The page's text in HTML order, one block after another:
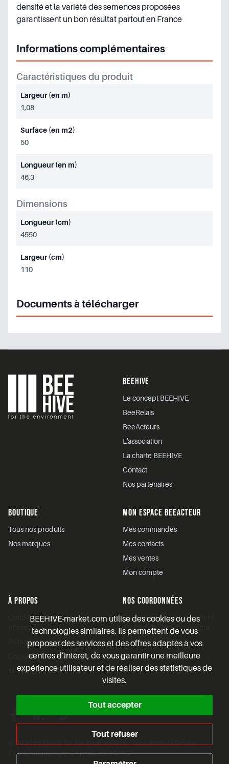
densité et la variété des semences proposées
garantissent un bon résultat partout en France
Informations complémentaires
Caractéristiques du produit
Largeur (en m)
1,08
Surface (en m2)
50
Longueur (en m)
46,3
Dimensions
Longueur (cm)
4550
Largeur (cm)
110
Documents à télécharger
BEEHIVE
Le concept BEEHIVE
BeeRelais
BeeActeurs
L'association
La charte BEEHIVE
Contact
Nos partenaires
BOUTIQUE
Tous nos produits
Nos marques
MON ESPACE BEEACTEUR
Mes commandes
Mes contacts
Mes ventes
Mon compte
À PROPOS
Conditions Générales de
Politique de confidentialité
Cookies
Mentions légales
NOS COORDONNÉES
BeeHive for the environment
15, Rue des Frères Lumière
68000 COLMAR
03 67 30 09 33
FacebookLinkedinTwitter
© 2026 BEEHIVE for the environment - Tous droits réservés
Site développé parChrysalead GROUP
BEEHIVE-market.com utilise des cookies ou des
technologies similaires. Ils permettent de vous
proposer des services et des offres adaptés à vos
centres d’intérêt, de vous garantir une meilleure
expérience utilisateur et de réaliser des statistiques de
visites.
Tout accepter
Tout refuser